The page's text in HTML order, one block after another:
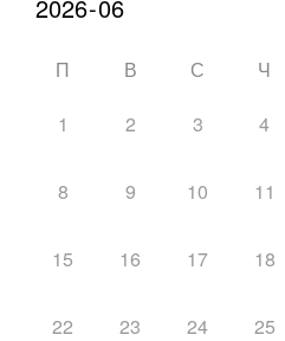
П В С Ч
1 2 3 4
8 9 10 11
15 16 17 18
22 23 24 25